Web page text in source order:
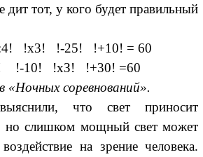
дит тот, у кого будет правильный
!x3! !-25! !+10! = 60
!-10! !хЗ! !+30! =60
«Ночных соревнований».
что свет приносит
но слишком мощный свет может
на зрение человека.